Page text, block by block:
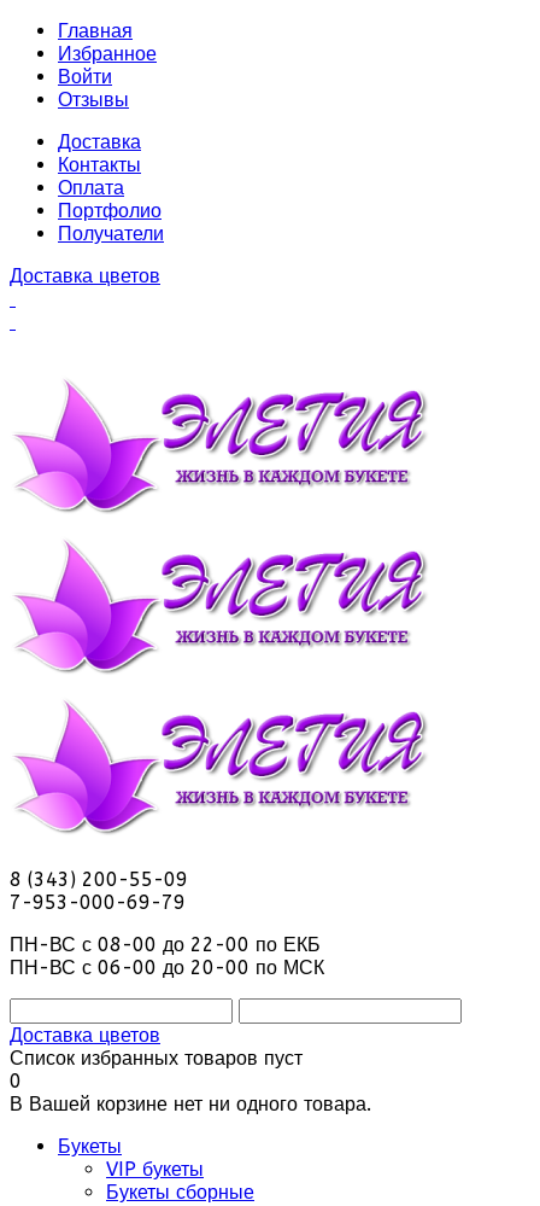
Главная
Избранное
Войти
Отзывы
Доставка
Контакты
Оплата
Портфолио
Получатели
Доставка цветов
8 (343) 200-55-09
7-953-000-69-79
ПН-ВС с 08-00 до 22-00 по ЕКБ
ПН-ВС с 06-00 до 20-00 по МСК
Доставка цветов
Список избранных товаров пуст
0
В Вашей корзине нет ни одного товара.
Букеты
VIP букеты
Букеты сборные